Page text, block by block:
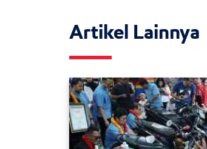
Artikel Lainnya